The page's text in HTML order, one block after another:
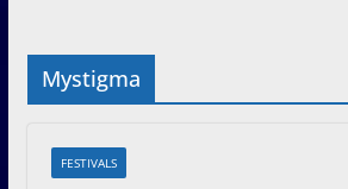
Mystigma
FESTIVALS